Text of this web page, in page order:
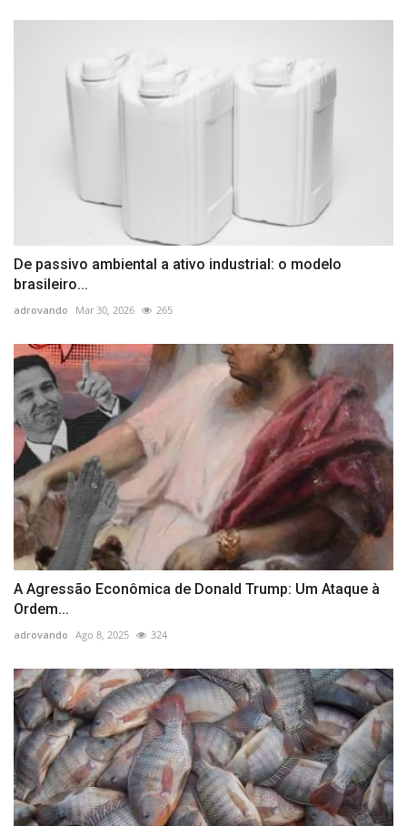
De passivo ambiental a ativo industrial: o modelo
brasileiro...
adrovando Mar 30, 2026 265
A Agressão Econômica de Donald Trump: Um Ataque à
Ordem...
adrovando Ago 8, 2025 324